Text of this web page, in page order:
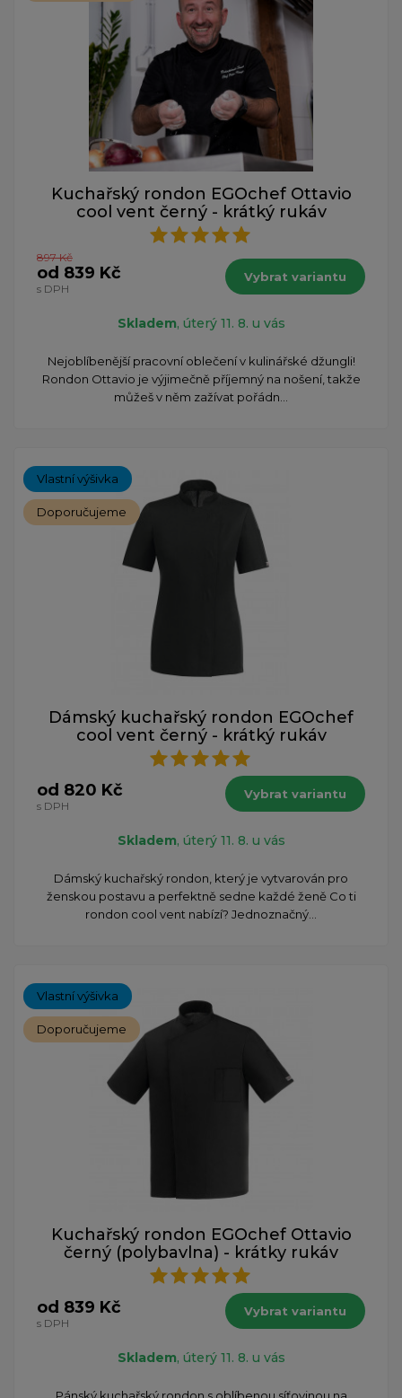
Kuchařský rondon EGOchef Ottavio
cool vent černý - krátký rukáv
897 Kč
od 839 Kč
s DPH
Vybrat variantu
Skladem, úterý 11. 8. u vás
Nejoblíbenější pracovní oblečení v kulinářské džungli!
Rondon Ottavio je výjimečně příjemný na nošení, takže
můžeš v něm zažívat pořádn...
Vlastní výšivka
Doporučujeme
Dámský kuchařský rondon EGOchef
cool vent černý - krátký rukáv
od 820 Kč
s DPH
Vybrat variantu
Skladem, úterý 11. 8. u vás
Dámský kuchařský rondon, který je vytvarován pro
ženskou postavu a perfektně sedne každé ženě Co ti
rondon cool vent nabízí? Jednoznačný...
Vlastní výšivka
Doporučujeme
Kuchařský rondon EGOchef Ottavio
černý (polybavlna) - krátky rukáv
od 839 Kč
s DPH
Vybrat variantu
Skladem, úterý 11. 8. u vás